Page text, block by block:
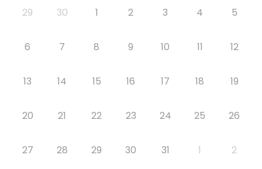
29 30 1 2 3 4 5
6 7 8 9 10 11 12
13 14 15 16 17 18 19
20 21 22 23 24 25 26
27 28 29 30 31 1 2